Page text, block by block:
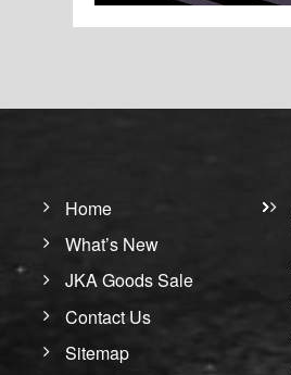
Home
What’s New
JKA Goods Sale
Contact Us
Sitemap